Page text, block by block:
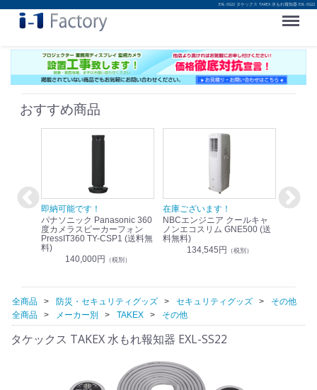
EXL-SS22 タケックス TAKEX 水もれ報知器 EXL-SS22
Menu
おすすめ商品
即納可能です！
パナソニック Panasonic 360
度カメラスピーカーフォン
PressIT360 TY-CSP1 (送料無
料)
140,000円 （税別）
在庫ございます！
NBCエンジニア クールキャ
ノンエコスリム GNE500 (送
料無料)
134,545円 （税別）
即納可
全商品 防災・セキュリティグッズ セキュリティグッズ
その他
全商品
メーカー別 TAKEX その他
タケックス TAKEX 水もれ報知器 EXL-SS22